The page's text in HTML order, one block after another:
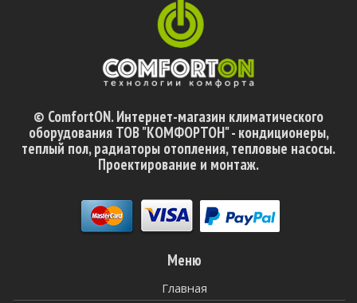
© ComfortON. Интернет-магазин климатического
оборудования ТОВ "КОМФОРТОН" - кондиционеры,
теплый пол, радиаторы отопления, тепловые насосы.
Проектирование и монтаж.
Меню
Главная